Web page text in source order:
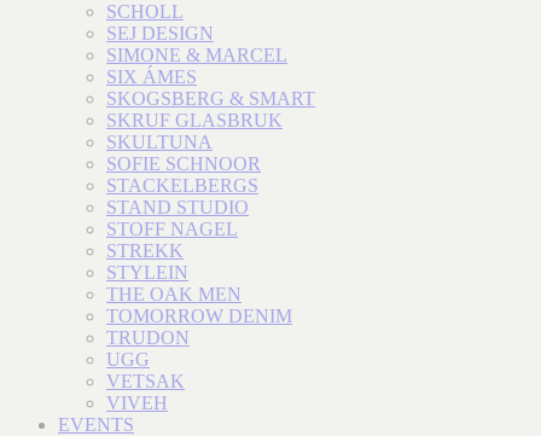
SCHOLL
SEJ DESIGN
SIMONE & MARCEL
SIX ÁMES
SKOGSBERG & SMART
SKRUF GLASBRUK
SKULTUNA
SOFIE SCHNOOR
STACKELBERGS
STAND STUDIO
STOFF NAGEL
STREKK
STYLEIN
THE OAK MEN
TOMORROW DENIM
TRUDON
UGG
VETSAK
VIVEH
EVENTS